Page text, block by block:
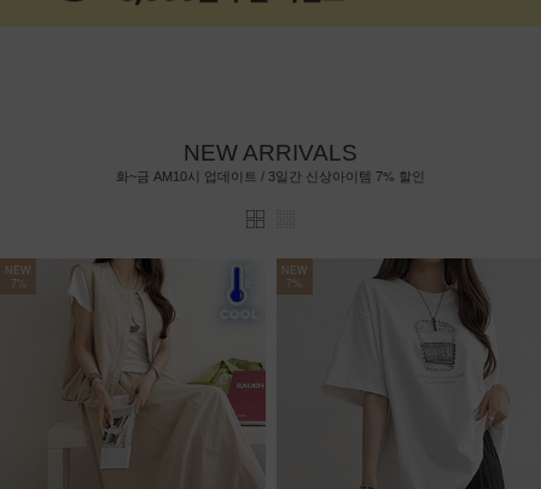
NEW ARRIVALS
화~금 AM10시 업데이트 / 3일간 신상아이템 7% 할인
NEW
7%
NEW
7%